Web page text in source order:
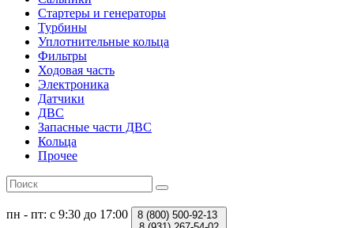
Стартеры и генераторы
Турбины
Уплотнительные кольца
Фильтры
Ходовая часть
Электроника
Датчики
ДВС
Запасные части ДВС
Кольца
Прочее
пн - пт: с 9:30 до 17:00 8 (800) 500-92-13